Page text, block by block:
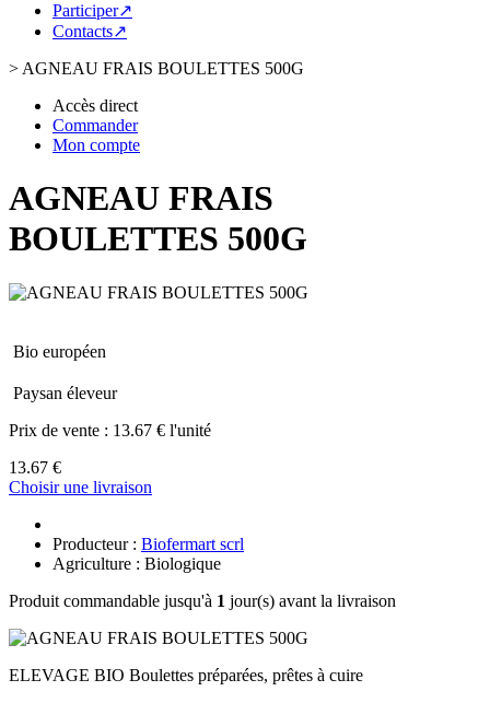
Participer↗
Contacts↗
> AGNEAU FRAIS BOULETTES 500G
Accès direct
Commander
Mon compte
AGNEAU FRAIS
BOULETTES 500G
Bio européen
Paysan éleveur
Prix de vente : 13.67 € l'unité
13.67 €
Choisir une livraison
Producteur : Biofermart scrl
Agriculture : Biologique
Produit commandable jusqu'à 1 jour(s) avant la livraison
ELEVAGE BIO Boulettes préparées, prêtes à cuire